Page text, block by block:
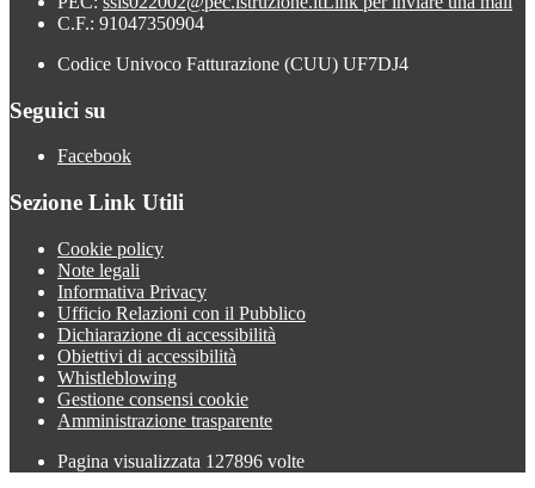
C.F.: 91047350904
Codice Univoco Fatturazione (CUU) UF7DJ4
Seguici su
Facebook
Sezione Link Utili
Cookie policy
Note legali
Informativa Privacy
Ufficio Relazioni con il Pubblico
Dichiarazione di accessibilità
Obiettivi di accessibilità
Whistleblowing
Gestione consensi cookie
Amministrazione trasparente
Pagina visualizzata 127896 volte